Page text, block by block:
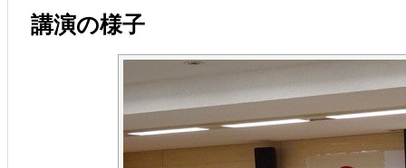
講演の様子